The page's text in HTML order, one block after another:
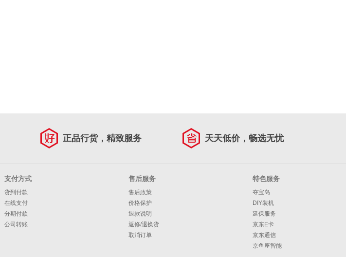
正品行货，精致服务 天天低价，畅选无忧
支付方式
货到付款
在线支付
分期付款
公司转账
售后服务
售后政策
价格保护
退款说明
返修/退换货
取消订单
特色服务
夺宝岛
DIY装机
延保服务
京东E卡
京东通信
京鱼座智能